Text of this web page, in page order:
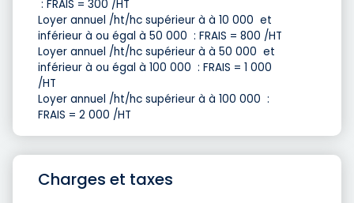
 : FRAIS = 300 /HT
Loyer annuel /ht/hc supérieur à à 10 000  et
inférieur à ou égal à 50 000  : FRAIS = 800 /HT
Loyer annuel /ht/hc supérieur à à 50 000  et
inférieur à ou égal à 100 000  : FRAIS = 1 000
/HT
Loyer annuel /ht/hc supérieur à à 100 000  :
FRAIS = 2 000 /HT
Charges et taxes